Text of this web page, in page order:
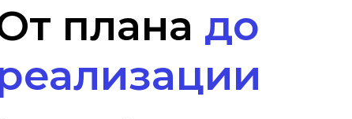
плана до